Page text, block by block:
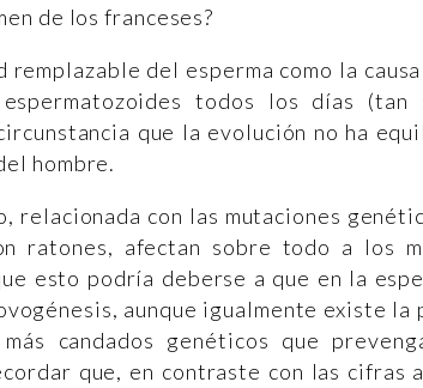
de los franceses?
remplazable del esperma como la
todos los días (tan
que la evolución no ha
hombre.
con las mutaciones
ratones, afectan sobre todo a los
esto podría deberse a que en la
aunque igualmente existe
candados genéticos que
que, en contraste con las cifras